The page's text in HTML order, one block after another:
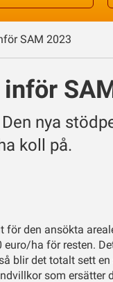
SAM 2023
nya
koll på.
den ansökta
ha för resten.
blir det totalt sett
som ersätter